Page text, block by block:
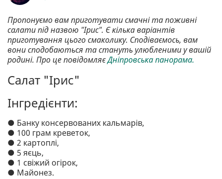
Пропонуємо вам приготувати смачні та поживні
салати під назвою "Ірис". Є кілька варіантів
приготування цього смаколику. Сподіваємось, вам
вони сподобаються та стануть улюбленими у вашій
родині. Про це повідомляєДніпровська панорама.
Салат "Ірис"
Інгредієнти:
● Банку консервованих кальмарів,
● 100 грам креветок,
● 2 картоплі,
● 5 яєць,
● 1 свіжий огірок,
● Майонез.